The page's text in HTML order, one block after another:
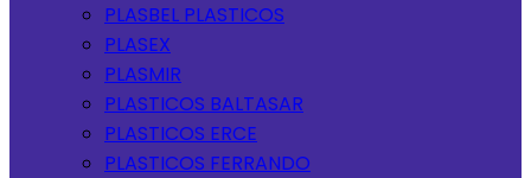
PLASBEL PLASTICOS
PLASEX
PLASMIR
PLASTICOS BALTASAR
PLASTICOS ERCE
PLASTICOS FERRANDO